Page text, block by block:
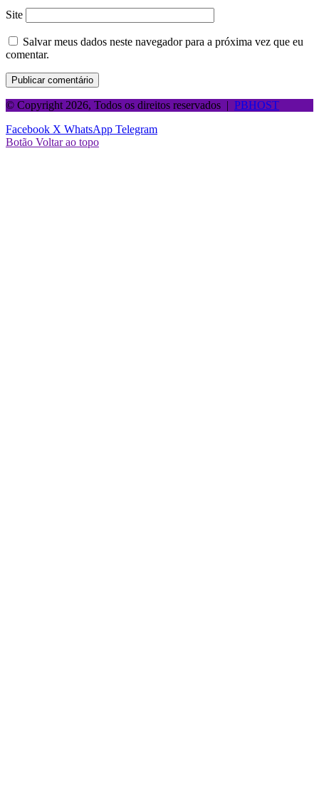
Site
Salvar meus dados neste navegador para a próxima vez que eu
comentar.
© Copyright 2026, Todos os direitos reservados | PBHOST
Facebook X WhatsApp Telegram
Botão Voltar ao topo